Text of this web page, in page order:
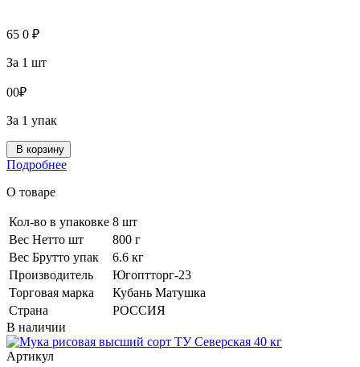
65 0 ₽
За 1 шт
00₽
За 1 упак
В корзину
Подробнее
О товаре
Кол-во в упаковке 8 шт
Вес Нетто шт
800 г
Вес Брутто упак
6.6 кг
Производитель
Югоптторг-23
Торговая марка
Кубань Матушка
Страна
РОССИЯ
В наличии
Артикул